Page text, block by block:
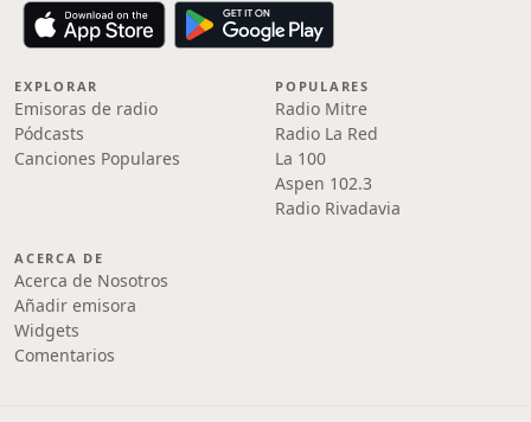
EXPLORAR
Emisoras de radio
Pódcasts
Canciones Populares
POPULARES
Radio Mitre
Radio La Red
La 100
Aspen 102.3
Radio Rivadavia
ACERCA DE
Acerca de Nosotros
Añadir emisora
Widgets
Comentarios